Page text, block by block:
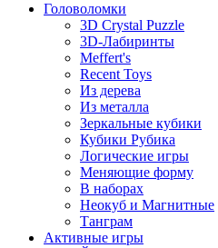
Головоломки
3D Crystal Puzzle
3D-Лабиринты
Meffert's
Recent Toys
Из дерева
Из металла
Зеркальные кубики
Кубики Рубика
Логические игры
Меняющие форму
В наборах
Неокуб и Магнитные
Танграм
Активные игры